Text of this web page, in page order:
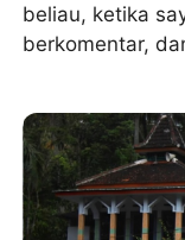
beliau, ketika
berkomentar,